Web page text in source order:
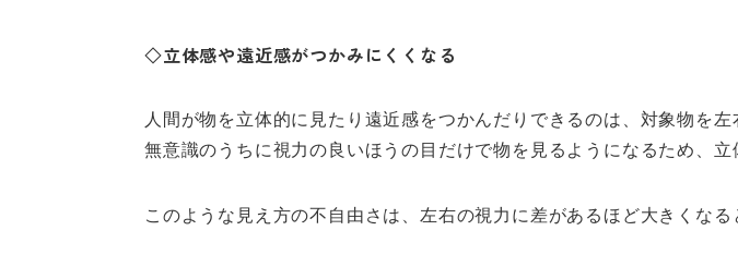
◇立体感や遠近感がつかみにくくなる
人間が物を立体的に見たり遠近感をつかんだりできるのは、対象物を
無意識のうちに視力の良いほうの目だけで物を見るようになるため、立
このような見え方の不自由さは、左右の視力に差があるほど大きくなる